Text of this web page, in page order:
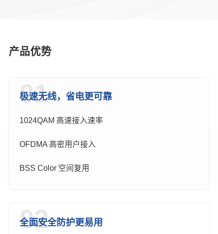
产品优势
01
极速无线，省电更可靠
1024QAM 高速接入速率
OFDMA 高密用户接入
BSS Color 空间复用
02
全面安全防护更易用